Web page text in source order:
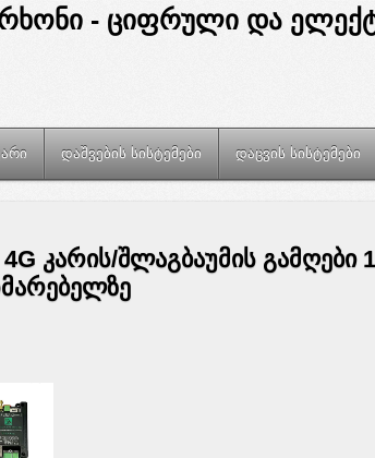
დაშვების სისტემები დაცვის სისტემები
კარის/შლაგბაუმის გამღები